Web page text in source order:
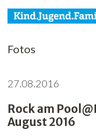
KJF
Jugend
Familie
Fotos
27.08.2016
Rock am
August 2016